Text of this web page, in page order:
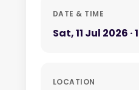
DATE & TIME
Sat, 11 Jul 2026 ·
LOCATION